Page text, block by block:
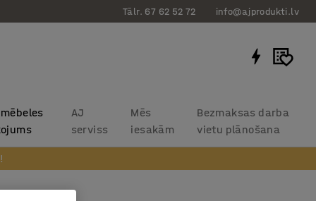
Tālr. 67 62 52 72 info@ajprodukti.lv
AJ
serviss
Mēs
iesakām
Bezmaksas darba
vietu plānošana